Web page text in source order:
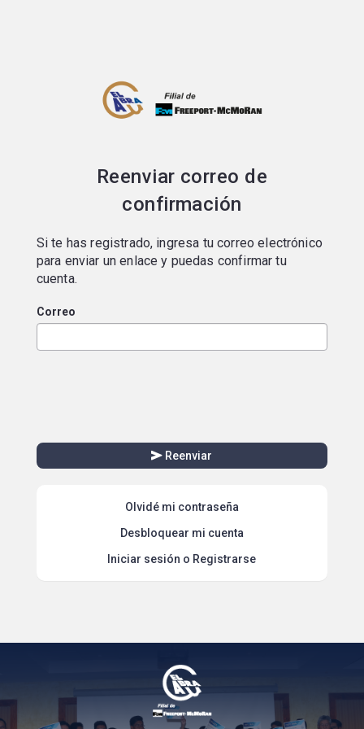
Reenviar correo de
confirmación
Si te has registrado, ingresa tu correo electrónico
para enviar un enlace y puedas confirmar tu
cuenta.
Correo
send Reenviar
Olvidé mi contraseña
Desbloquear mi cuenta
Iniciar sesión o Registrarse